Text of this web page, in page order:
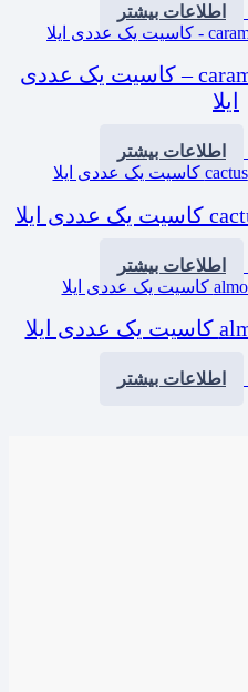
اطلاعات بیشتر
سیروپ کارامل – caramel – کاسیت یک عددی
ایلا
اطلاعات بیشتر
اطلاعات بیشتر
اطلاعات بیشتر